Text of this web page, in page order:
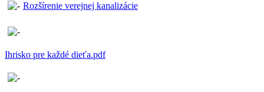
Rozšírenie verejnej kanalizácie
Ihrisko pre každé dieťa.pdf